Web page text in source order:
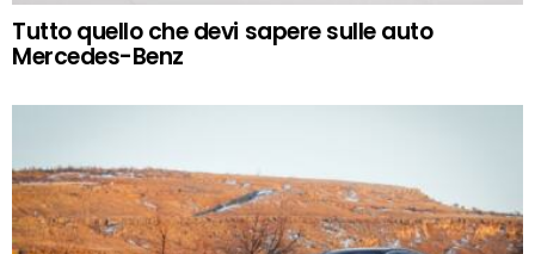
Tutto quello che devi sapere sulle auto
Mercedes-Benz